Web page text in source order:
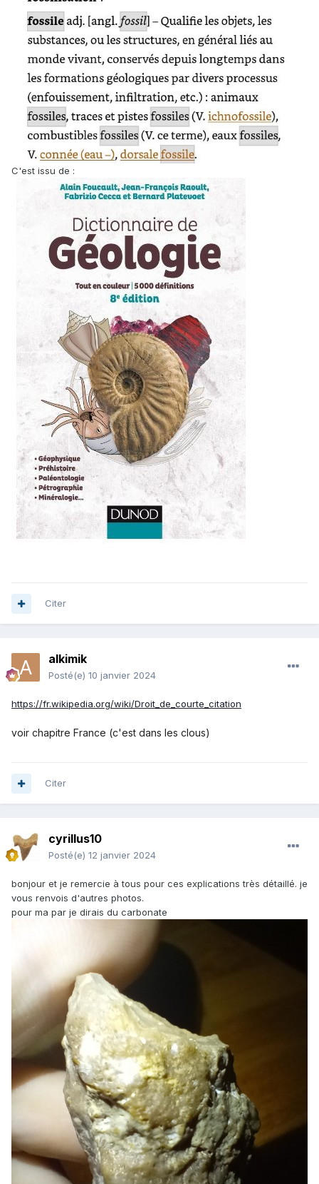
C'est issu de :
Citer
alkimik
Posté(e) 10 janvier 2024
https://fr.wikipedia.org/wiki/Droit_de_courte_citation
voir chapitre France (c'est dans les clous)
Citer
cyrillus10
Posté(e) 12 janvier 2024
bonjour et je remercie à tous pour ces explications très détaillé. je
vous renvois d'autres photos.
pour ma par je dirais du carbonate